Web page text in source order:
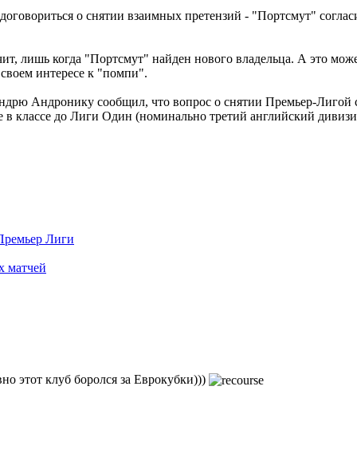
о снятии взаимных претензий - "Портсмут"
лишь когда "Портсмут" найден нового владельца. А это
интересе к "помпи".
Андронику сообщил, что вопрос о снятии Премьер-Лигой
в классе до Лиги Один (номинально третий английский
Лиги
матчей
этот клуб боролся за Еврокубки)))